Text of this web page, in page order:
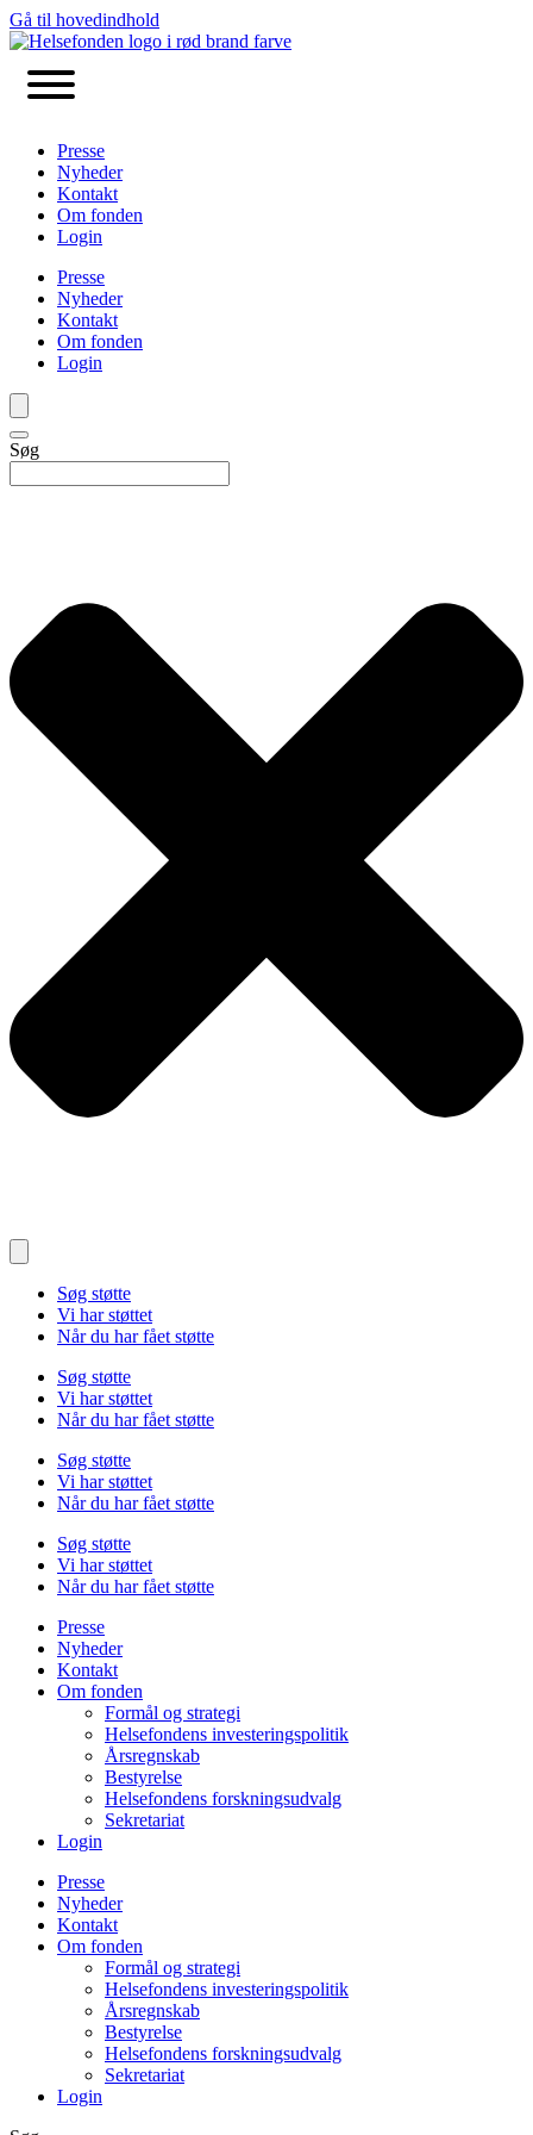
Gå til hovedindhold
Presse
Nyheder
Kontakt
Om fonden
Login
Presse
Nyheder
Kontakt
Om fonden
Login
Søg
Søg støtte
Vi har støttet
Når du har fået støtte
Søg støtte
Vi har støttet
Når du har fået støtte
Søg støtte
Vi har støttet
Når du har fået støtte
Søg støtte
Vi har støttet
Når du har fået støtte
Presse
Nyheder
Kontakt
Om fonden
Formål og strategi
Helsefondens investeringspolitik
Årsregnskab
Bestyrelse
Helsefondens forskningsudvalg
Sekretariat
Login
Presse
Nyheder
Kontakt
Om fonden
Formål og strategi
Helsefondens investeringspolitik
Årsregnskab
Bestyrelse
Helsefondens forskningsudvalg
Sekretariat
Login